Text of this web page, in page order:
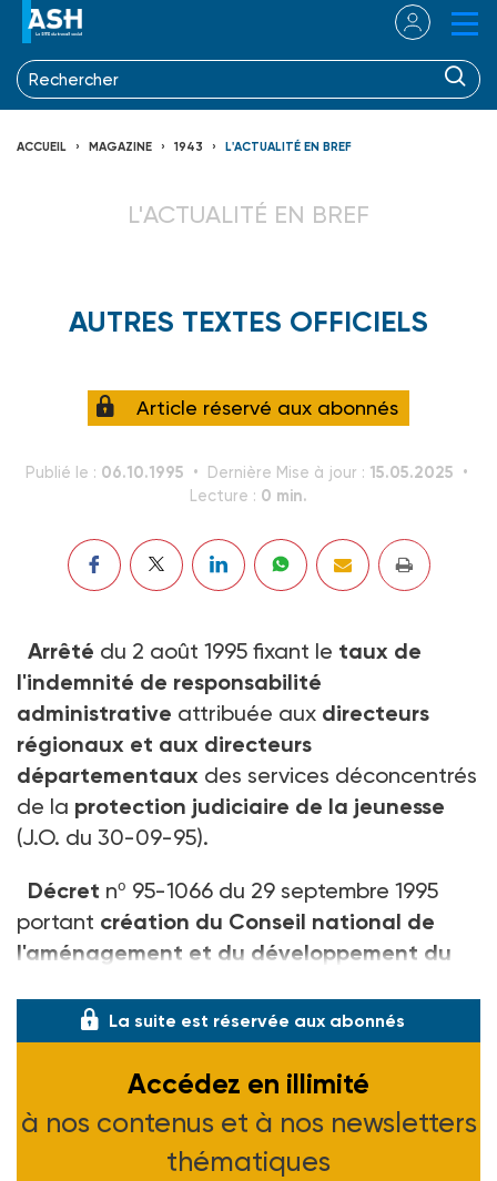
ACCUEIL MAGAZINE 1943 L'ACTUALITÉ EN BREF
L'ACTUALITÉ EN BREF
AUTRES TEXTES OFFICIELS
Article réservé aux abonnés
Publié le : 06.10.1995 Dernière Mise à jour : 15.05.2025
Lecture : 0 min.
Arrêté du 2 août 1995 fixant le taux de
l'indemnité de responsabilité
administrative attribuée aux directeurs
régionaux et aux directeurs
départementaux des services déconcentrés
de la protection judiciaire de la jeunesse
(J.O. du 30-09-95).
Décret nº 95-1066 du 29 septembre 1995
portant création du Conseil national de
l'aménagement et du développement du
La suite est réservée aux abonnés
Accédez en illimité
à nos contenus et à nos newsletters
thématiques